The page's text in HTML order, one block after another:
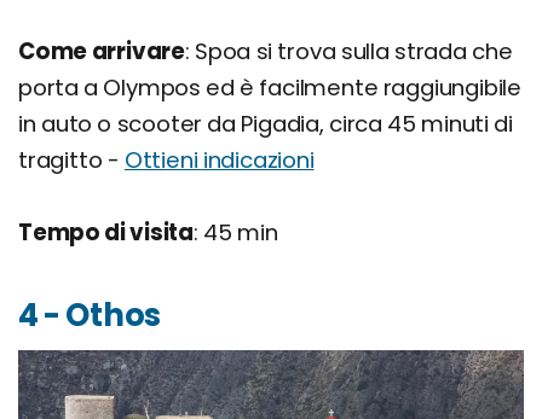
Come arrivare: Spoa si trova sulla strada che
porta a Olympos ed è facilmente raggiungibile
in auto o scooter da Pigadia, circa 45 minuti di
tragitto - Ottieni indicazioni
Tempo di visita: 45 min
4 - Othos